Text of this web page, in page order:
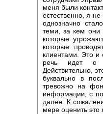
меня были
естественно, я
однозначно
теми, за кем они
которые
которые
клиентами. Это и
речь идет о
Действительно,
буквально в
тревожно на
информации, с
далее. К
мере оценить это